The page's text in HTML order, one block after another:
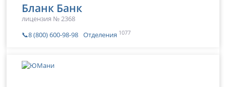
Бланк Банк
лицензия № 2368
📞8 (800) 600-98-98 Отделения 1077